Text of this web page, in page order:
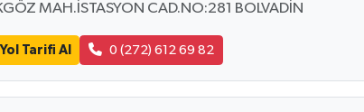
MAH.İSTASYON CAD.NO:281 BOLVADİN
Yol Tarifi Al 0 (272) 612 69 82